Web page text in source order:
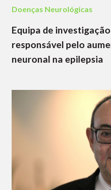
Doenças Neurológicas
Equipa de
responsável pelo
neuronal na epilepsia